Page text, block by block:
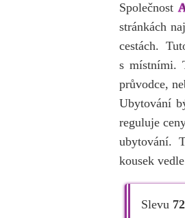
Společnost
stránkách
cestách.
s místními.
průvodce,
Ubytování
reguluje
ubytování.
kousek
Slevu